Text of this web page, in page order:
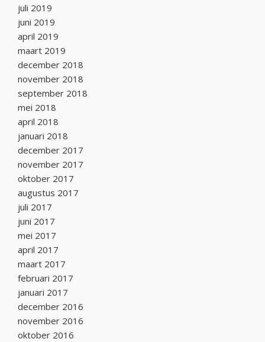
juli 2019
juni 2019
april 2019
maart 2019
december 2018
november 2018
september 2018
mei 2018
april 2018
januari 2018
december 2017
november 2017
oktober 2017
augustus 2017
juli 2017
juni 2017
mei 2017
april 2017
maart 2017
februari 2017
januari 2017
december 2016
november 2016
oktober 2016